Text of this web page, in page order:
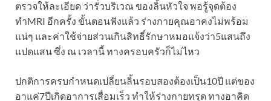
ตรวจให้ละเอียด ว่ารั่วบริเวณ ของลิ้นหัวใจ พอรู้จุดต้อง
ทำMRI อีกครั้ง ขั้นตอนฟังแล้ว ร่างกายคุณอาคงไม่พร้อม
แน่ๆ และค่าใช้จ่ายส่วนเกินสิทธิ์รักษาหมอแจ้งว่า5แสนถึง
แปดแสน ซึ่ง ณ เวลานี้ ทางครอบครัวก็ไม่ไหว
ปกติการครบกำหนดเปลี่ยนลิ้นรอบสองต้องเป็น10ปี แต่ของ
อาแค่7ปีเกิดอาการเสื่อมเร็ว ทำให้ร่างกายทรุด ทางอาคิด